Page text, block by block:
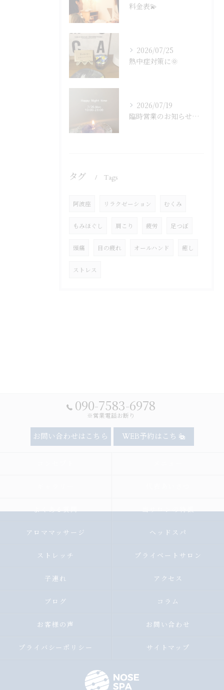
料金表💫
2026/07/25
熱中症対策に🌞
2026/07/19
臨時営業のお知らせです🐈‍⬛🌙
タグ Tags
阿波座 リラクゼーション むくみ
もみほぐし 肩こり 疲労 足つぼ
頭痛 目の疲れ オールハンド 癒し
ストレス
090-7583-6978
※営業電話お断り
お問い合わせはこちら WEB予約はこちら
よくある質問 当サロンの特徴
アロママッサージ ヘッドスパ
ストレッチ プライベートサロン
子連れ アクセス
ブログ コラム
お客様の声 お問い合わせ
プライバシーポリシー サイトマップ